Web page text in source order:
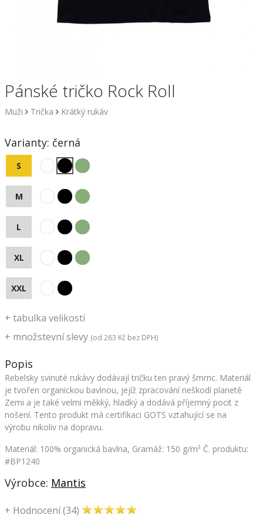
Pánské tričko Rock Roll
Muži Trička Krátký rukáv
+ množstevní slevy (od 263 Kč bez DPH)
Varianty: černá
S
M
L
XL
XXL
+ tabulka velikostí
Popis
Rebelsky svinuté rukávy dodávají tričku ten pravý šmrnc. Materiál
je tvořen organickou bavlnou, jejíž zpracování neškodí planetě
Zemi a je také velmi měkký, hladký a dodává příjemný pocit z
nošení. Tento produkt má certifikaci GOTS vztahující se na
výrobu nikoliv na dopravu.
Materiál: 100% organická bavlna, Gramáž: 150 g/m² Č. produktu:
#BP1240
Výrobce: Mantis
+ Hodnocení (34)